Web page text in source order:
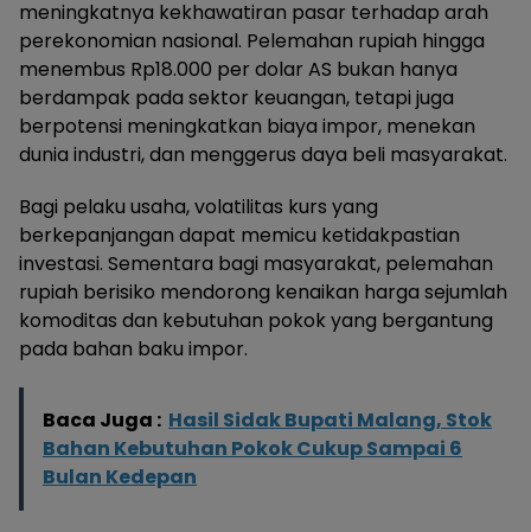
meningkatnya kekhawatiran pasar terhadap arah
perekonomian nasional. Pelemahan rupiah hingga
menembus Rp18.000 per dolar AS bukan hanya
berdampak pada sektor keuangan, tetapi juga
berpotensi meningkatkan biaya impor, menekan
dunia industri, dan menggerus daya beli masyarakat.
Bagi pelaku usaha, volatilitas kurs yang
berkepanjangan dapat memicu ketidakpastian
investasi. Sementara bagi masyarakat, pelemahan
rupiah berisiko mendorong kenaikan harga sejumlah
komoditas dan kebutuhan pokok yang bergantung
pada bahan baku impor.
Baca Juga : Hasil Sidak Bupati Malang, Stok
Bahan Kebutuhan Pokok Cukup Sampai 6
Bulan Kedepan